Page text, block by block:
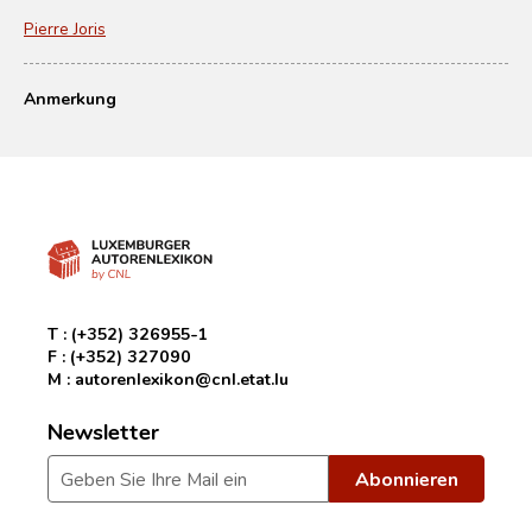
Pierre Joris
Anmerkung
T : (+352) 326955-1
F : (+352) 327090
M : autorenlexikon@cnl.etat.lu
Newsletter